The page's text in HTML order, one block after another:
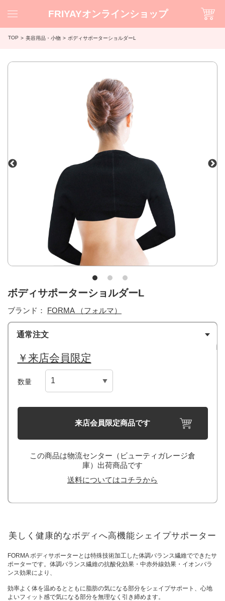
FRIYAYオンラインショップ
TOP 美容用品・小物 ボディサポーターショルダーL
ボディサポーターショルダーL
ブランド： FORMA （フォルマ）
通常注文
￥来店会員限定
数量
来店会員限定商品です
この商品は物流センター（ビューティガレージ倉
庫）出荷商品です
送料についてはコチラから
美しく健康的なボディへ高機能シェイプサポーター
FORMA ボディサポーターとは特殊技術加工した体調バランス繊維でできたサ
ポーターです。体調バランス繊維の抗酸化効果・中赤外線効果・イオンバラ
ンス効果により、
効率よく体を温めるとともに脂肪の気になる部分をシェイプサポート、心地
よいフィット感で気になる部分を無理なく引き締めます。